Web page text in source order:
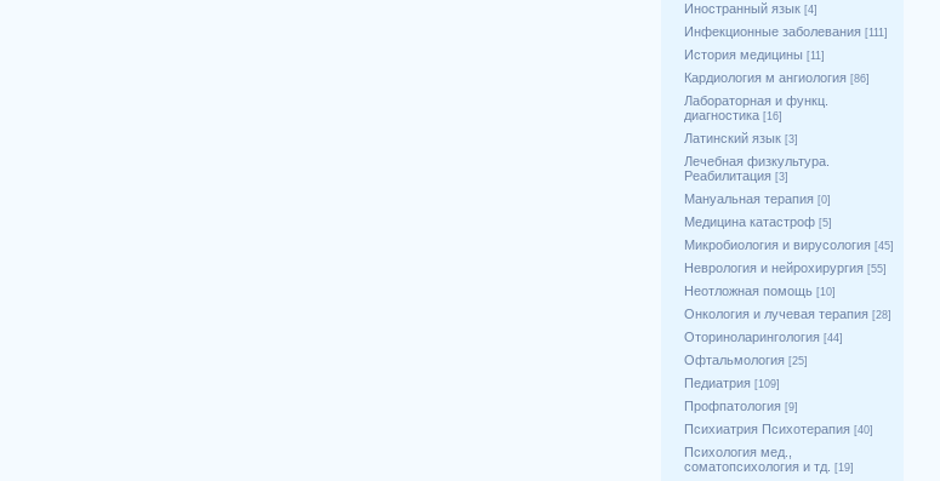
Иностранный язык [4]
Инфекционные заболевания [111]
История медицины [11]
Кардиология м ангиология [86]
Лабораторная и функц.
диагностика [16]
Латинский язык [3]
Лечебная физкультура.
Реабилитация [3]
Мануальная терапия [0]
Медицина катастроф [5]
Микробиология и вирусология [45]
Неврология и нейрохирургия [55]
Неотложная помощь [10]
Онкология и лучевая терапия [28]
Оториноларингология [44]
Офтальмология [25]
Педиатрия [109]
Профпатология [9]
Психиатрия Психотерапия [40]
Психология мед.,
соматопсихология и тд.
[19]